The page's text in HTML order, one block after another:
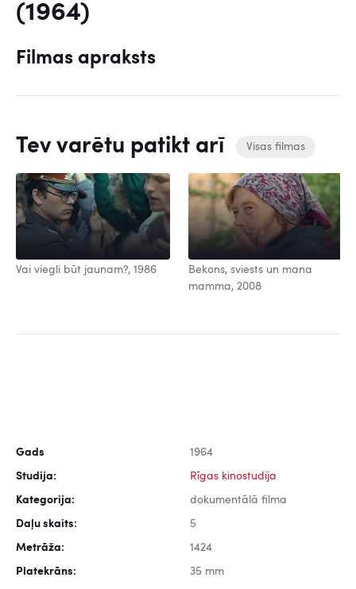
(1964)
Filmas apraksts
Tev varētu patikt arī Visas filmas
Vai viegli būt jaunam?, 1986
Bekons, sviests un mana
mamma, 2008
Gads 1964
Studija: Rīgas kinostudija
Kategorija: dokumentālā filma
Daļu skaits: 5
Metrāža: 1424
Platekrāns: 35 mm